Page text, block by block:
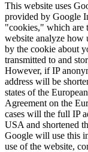
This website uses
provided by Google
"cookies," which are
website analyze how
by the cookie about
transmitted to and
However, if IP
address will be
states of the
Agreement on the
cases will the full IP
USA and shortened
Google will use this
use of the website,